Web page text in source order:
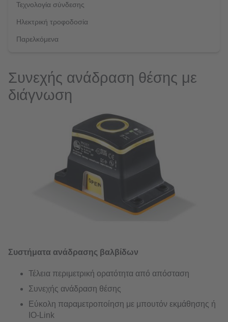
Τεχνολογία σύνδεσης
Ηλεκτρική τροφοδοσία
Παρελκόμενα
Συνεχής ανάδραση θέσης με
διάγνωση
Συστήματα ανάδρασης βαλβίδων
Τέλεια περιμετρική ορατότητα από απόσταση
Συνεχής ανάδραση θέσης
Εύκολη παραμετροποίηση με μπουτόν εκμάθησης ή
IO-Link